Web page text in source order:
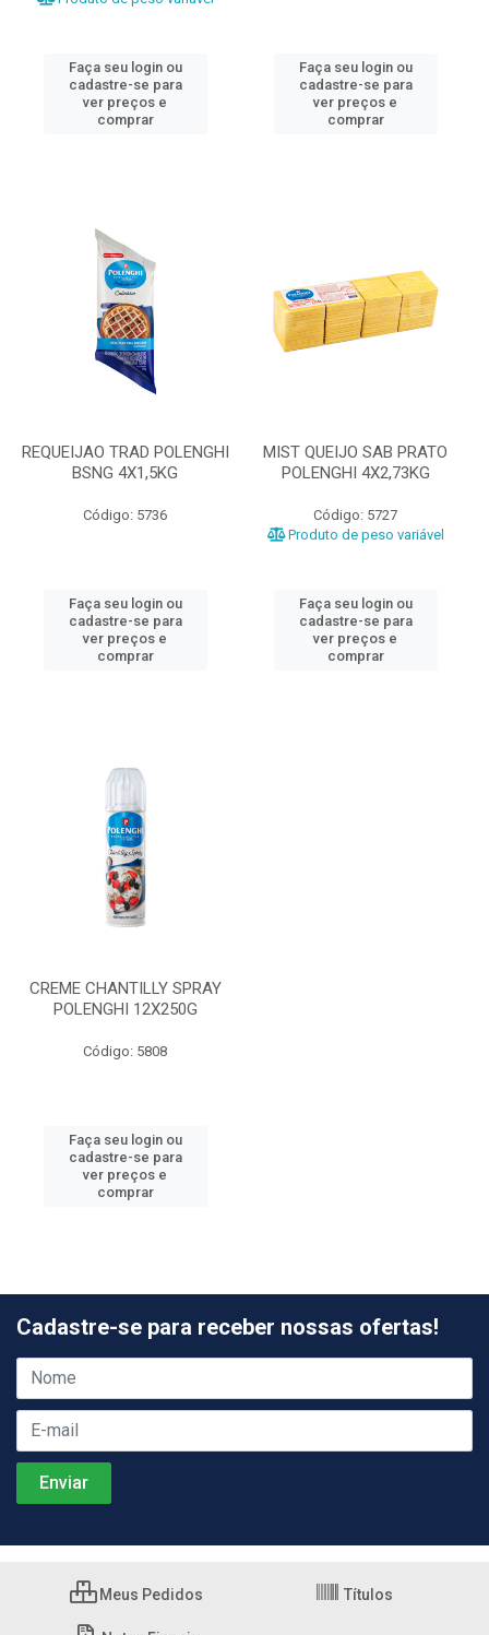
Faça seu login ou
cadastre-se para
ver preços e
comprar
Faça seu login ou
cadastre-se para
ver preços e
comprar
REQUEIJAO TRAD POLENGHI
BSNG 4X1,5KG
Código: 5736
Faça seu login ou
cadastre-se para
ver preços e
comprar
MIST QUEIJO SAB PRATO
POLENGHI 4X2,73KG
Código: 5727
Produto de peso variável
Faça seu login ou
cadastre-se para
ver preços e
comprar
CREME CHANTILLY SPRAY
POLENGHI 12X250G
Código: 5808
Faça seu login ou
cadastre-se para
ver preços e
comprar
Cadastre-se para receber nossas ofertas!
Meus Pedidos Títulos